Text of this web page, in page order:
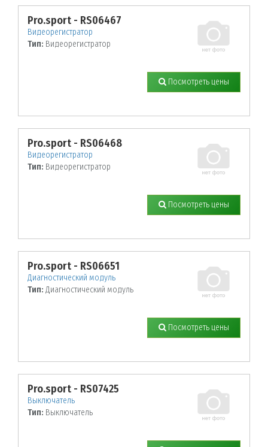
Pro.sport - RS06467
Видеорегистратор
Тип: Видеорегистратор
Посмотреть цены
Pro.sport - RS06468
Видеорегистратор
Тип: Видеорегистратор
Посмотреть цены
Pro.sport - RS06651
Диагностический модуль
Тип: Диагностический модуль
Посмотреть цены
Pro.sport - RS07425
Выключатель
Тип: Выключатель